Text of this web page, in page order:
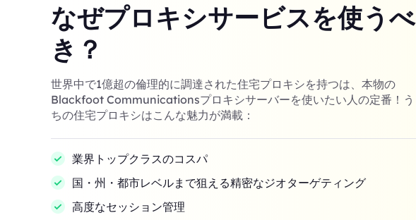
なぜプロキシサービスを使うべ
き？
世界中で1億超の倫理的に調達された住宅プロキシを持つは、本物の
Blackfoot Communicationsプロキシサーバーを使いたい人の定番！う
ちの住宅プロキシはこんな魅力が満載：
業界トップクラスのコスパ
国・州・都市レベルまで狙える精密なジオターゲティング
高度なセッション管理